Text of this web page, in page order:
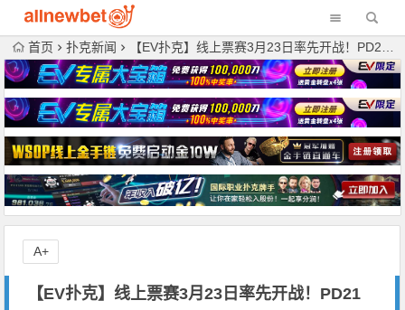
首页 扑克新闻 【EV扑克】线上票赛3月23日率先开战！PD21云顶站500万保底，早鸟福利限时抢
【EV扑克】线上票赛3月23日率先开战！PD21
A+